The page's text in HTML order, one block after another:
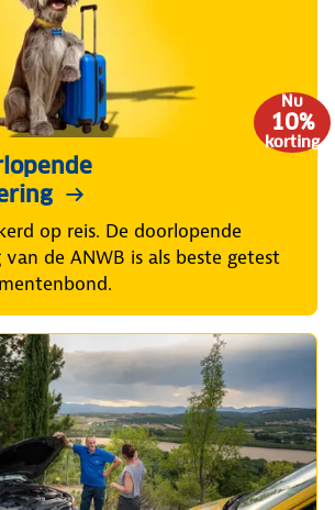
Nu
10%
korting
op reis. De doorlopende
van de ANWB is als beste getest